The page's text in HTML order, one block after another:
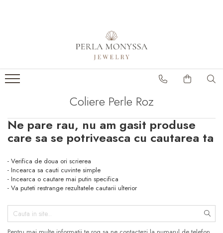
Mix perle și pietre
semiprețioase
Pietre semiprețioase
Toate
Cercei Perle
DYO - coliere/jumătăți de
colier
DYO - conectori
Coliere Perle Roz
Ne pare rau, nu am gasit produse
care sa se potriveasca cu cautarea ta
- Verifica de doua ori scrierea
- Incearca sa cauti cuvinte simple
- Incearca o cautare mai putin specifica
- Va puteti restrange rezultatele cautarii ulterior